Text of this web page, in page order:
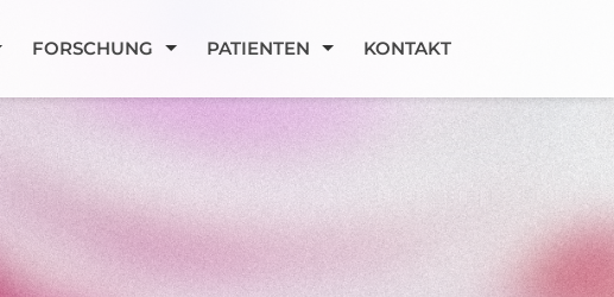
FORSCHUNG PATIENTEN KONTAKT